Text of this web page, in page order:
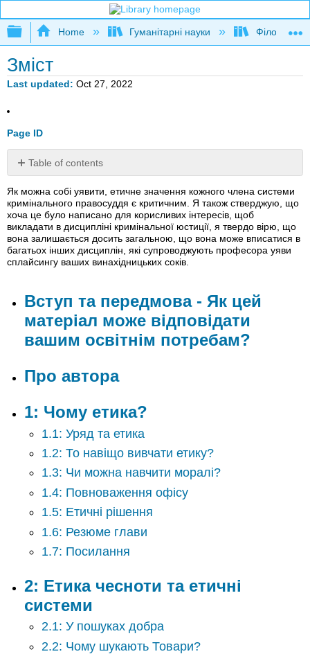
Expand/collapse global hierarchy
Home Гуманітарні науки Філософія
Зміст
Last updated Oct 27, 2022
Page ID
Table of contents
та
передмова
-
Як
цей
матеріал
відповідати
вашим
освітнім
потребам?
1:
етика?
Етика
чесноти
етичні
системи
3:
Злочинності/
Девіанс
Етика
Корупція
в
Як можна собі уявити, етичне значення кожного члена системи
кримінального правосуддя є критичним. Я також стверджую, що
хоча це було написано для корисливих інтересів, щоб
викладати в дисципліні кримінальної юстиції, я твердо вірю, що
вона залишається досить загальною, що вона може вписатися в
багатьох інших дисциплін, які супроводжують професора уяви
сплайсингу ваших винахідницьких соків.
Вступ та передмова - Як цей
матеріал може відповідати
вашим освітнім потребам?
Про автора
1: Чому етика?
1.1: Уряд та етика
1.2: То навіщо вивчати етику?
1.3: Чи можна навчити моралі?
1.4: Повноваження офісу
1.5: Етичні рішення
1.6: Резюме глави
1.7: Посилання
2: Етика чесноти та етичні
системи
2.1: У пошуках добра
2.2: Чому шукають Товари?